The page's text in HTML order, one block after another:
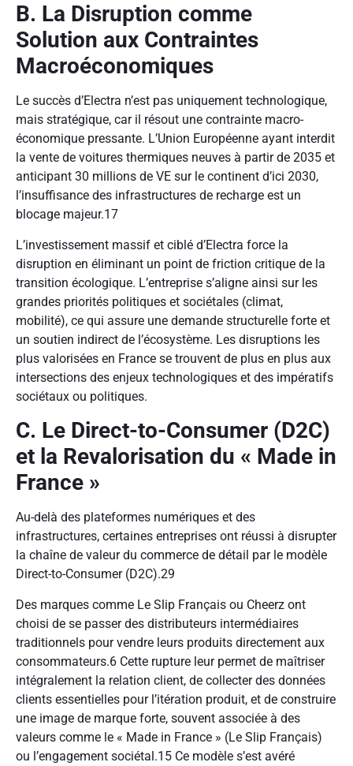
B. La Disruption comme
Solution aux Contraintes
Macroéconomiques
Le succès d’Electra n’est pas uniquement technologique,
mais stratégique, car il résout une contrainte macro-
économique pressante. L’Union Européenne ayant interdit
la vente de voitures thermiques neuves à partir de 2035 et
anticipant 30 millions de VE sur le continent d’ici 2030,
l’insuffisance des infrastructures de recharge est un
blocage majeur.17
L’investissement massif et ciblé d’Electra force la
disruption en éliminant un point de friction critique de la
transition écologique. L’entreprise s’aligne ainsi sur les
grandes priorités politiques et sociétales (climat,
mobilité), ce qui assure une demande structurelle forte et
un soutien indirect de l’écosystème. Les disruptions les
plus valorisées en France se trouvent de plus en plus aux
intersections des enjeux technologiques et des impératifs
sociétaux ou politiques.
C. Le Direct-to-Consumer (D2C)
et la Revalorisation du « Made in
France »
Au-delà des plateformes numériques et des
infrastructures, certaines entreprises ont réussi à disrupter
la chaîne de valeur du commerce de détail par le modèle
Direct-to-Consumer (D2C).29
Des marques comme Le Slip Français ou Cheerz ont
choisi de se passer des distributeurs intermédiaires
traditionnels pour vendre leurs produits directement aux
consommateurs.6 Cette rupture leur permet de maîtriser
intégralement la relation client, de collecter des données
clients essentielles pour l’itération produit, et de construire
une image de marque forte, souvent associée à des
valeurs comme le « Made in France » (Le Slip Français)
ou l’engagement sociétal.15 Ce modèle s’est avéré